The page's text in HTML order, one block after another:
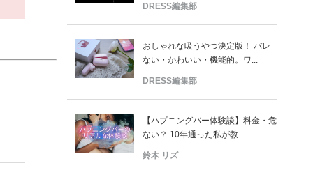
DRESS編集部
おしゃれな吸うやつ決定版！ バレ
ない・かわいい・機能的。ワ...
DRESS編集部
【ハプニングバー体験談】料金・危
ない？ 10年通った私が教...
鈴木 リズ